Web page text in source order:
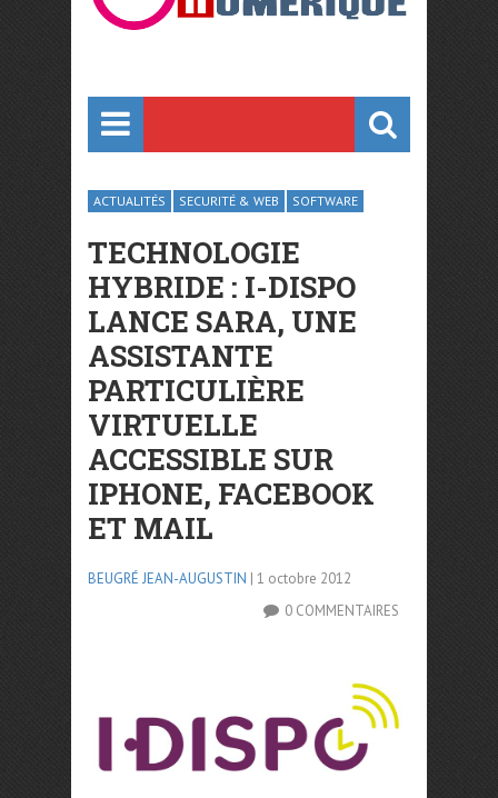
ACTUALITÉS SECURITÉ & WEB SOFTWARE
TECHNOLOGIE
HYBRIDE : I-DISPO
LANCE SARA, UNE
ASSISTANTE
PARTICULIÈRE
VIRTUELLE
ACCESSIBLE SUR
IPHONE, FACEBOOK
ET MAIL
BEUGRÉ JEAN-AUGUSTIN | 1 octobre 2012
0 COMMENTAIRES